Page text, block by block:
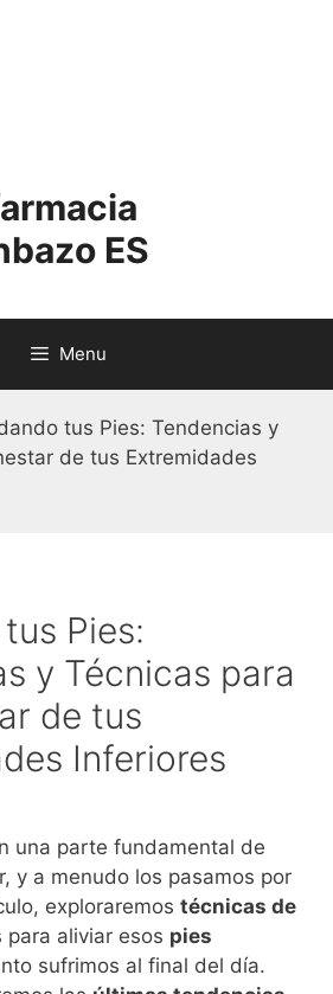
ES
Menu
tus Pies: Tendencias y
de tus Extremidades
Pies:
y Técnicas para
de tus
Inferiores
una parte fundamental de
y a menudo los pasamos por
exploraremos técnicas de
para aliviar esos pies
sufrimos al final del día.